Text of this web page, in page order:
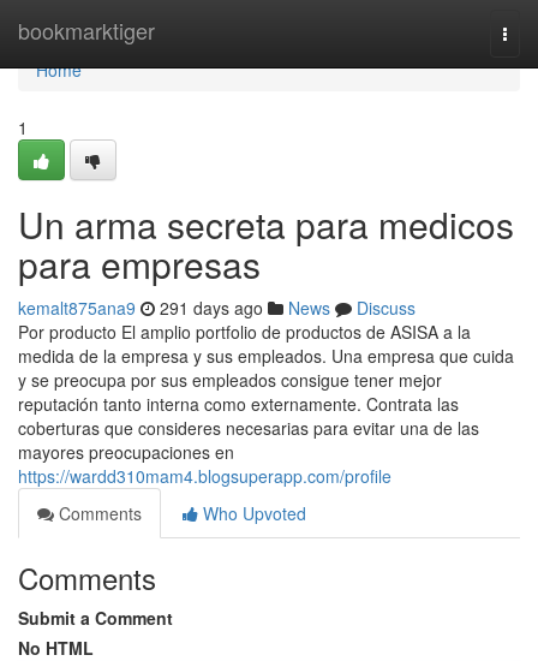
bookmarktiger
Home
Home
1
Un arma secreta para medicos
para empresas
kemalt875ana9 291 days ago News
Discuss
Por producto El amplio portfolio de productos de ASISA a la
medida de la empresa y sus empleados. Una empresa que cuida
y se preocupa por sus empleados consigue tener mejor
reputación tanto interna como externamente. Contrata las
coberturas que consideres necesarias para evitar una de las
mayores preocupaciones en
https://wardd310mam4.blogsuperapp.com/profile
Comments
Who Upvoted
Comments
Submit a Comment
No HTML